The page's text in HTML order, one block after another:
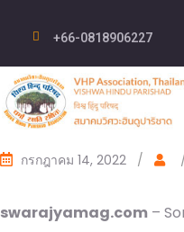
+66-0818906227
กรกฎาคม 14, 2022 /
swarajyamag.com –